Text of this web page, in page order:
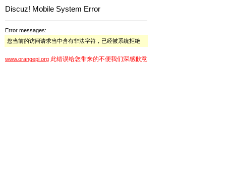
Discuz! Mobile System Error
Error messages:
您当前的访问请求当中含有非法字符，已经被系统拒绝
www.orangepi.org 此错误给您带来的不便我们深感歉意